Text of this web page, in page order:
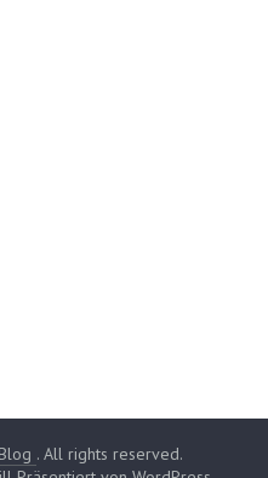
. All rights reserved.